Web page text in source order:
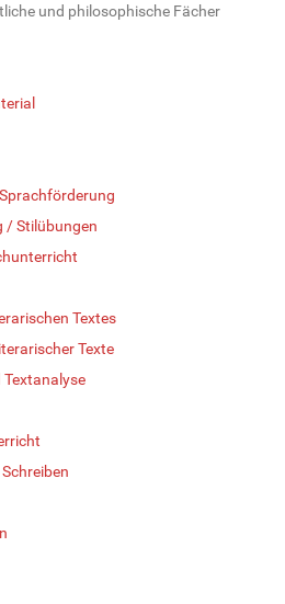
und philosophische Fächer
/ Stilübungen
Textes
Texte